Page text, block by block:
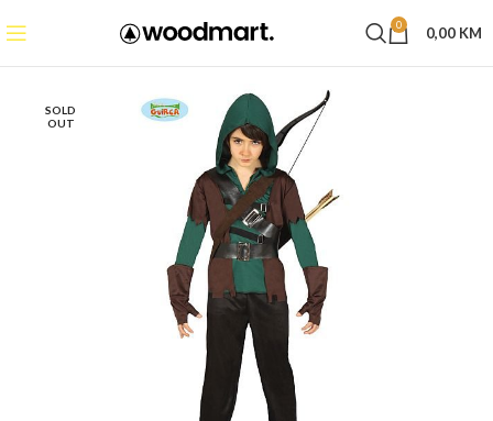
0 0,00 KM
SOLD
OUT